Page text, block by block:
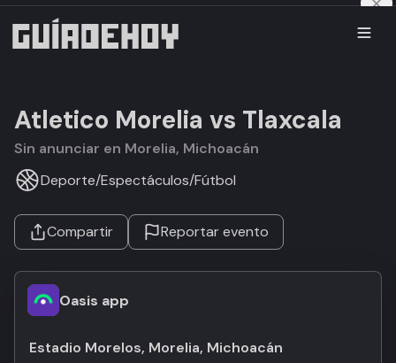
Atletico Morelia vs Tlaxcala
Sin anunciar en Morelia, Michoacán
Deporte/Espectáculos/Fútbol
Compartir Reportar evento
Oasis app
Estadio Morelos, Morelia, Michoacán